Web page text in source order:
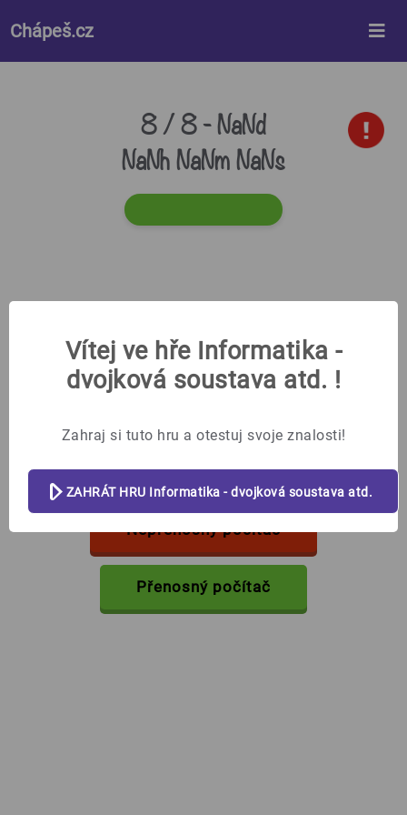
Chápeš.cz
8 / 8 -NaNd
NaNh NaNm NaNs
%%skipbtn%%
Vítej ve hře Informatika -
dvojková soustava atd. !
Zahraj si tuto hru a otestuj svoje znalosti!
ZAHRÁT HRU Informatika - dvojková soustava atd.
Nepřenosný počítač
Přenosný počítač